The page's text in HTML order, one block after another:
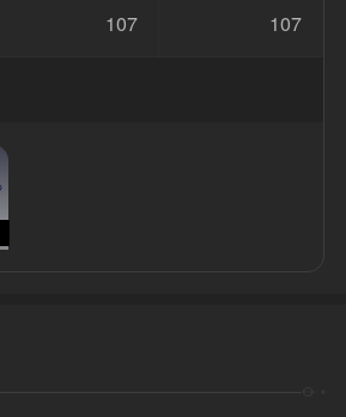
107 107